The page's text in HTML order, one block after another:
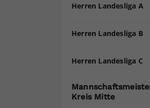
Herren Landesliga A
Herren Landesliga B
Herren Landesliga C
Kreis Mitte